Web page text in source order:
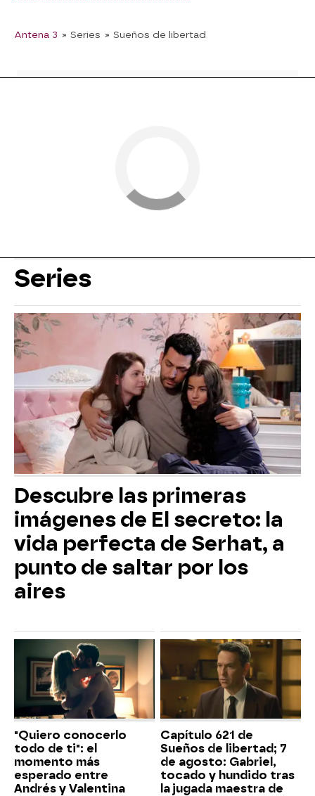
Antena 3 » Series » Sueños de libertad
Series
Descubre las primeras
imágenes de El secreto: la
vida perfecta de Serhat, a
punto de saltar por los
aires
"Quiero conocerlo
todo de ti": el
momento más
esperado entre
Andrés y Valentina
Capítulo 621 de
Sueños de libertad; 7
de agosto: Gabriel,
tocado y hundido tras
la jugada maestra de